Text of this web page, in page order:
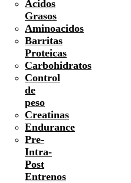
Ácidos
Grasos
Aminoacidos
Barritas
Proteicas
Carbohidratos
Control
de
peso
Creatinas
Endurance
Pre-
Intra-
Post
Entrenos